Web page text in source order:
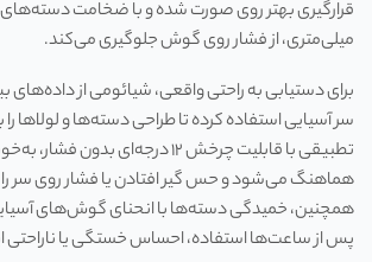
میلی‌متری، از فشار روی گوش جلوگیری می‌کند.
سر آسیایی استفاده کرده تا طراحی دسته‌ها و لولاها
تطبیقی با قابلیت چرخش ۱۲ درجه‌ای بدون
هماهنگ می‌شود و حس گیر افتادن یا فشار روی سر را
همچنین، خمیدگی دسته‌ها با انحنای گوش‌های
پس از ساعت‌ها استفاده، احساس خستگی یا ناراحتی